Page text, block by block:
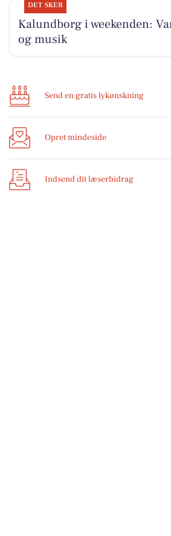
DET SKER
Kalundborg i weekenden:
og musik
Send en gratis lykønskning
Opret mindeside
Indsend dit læserbidrag